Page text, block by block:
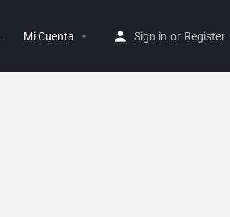
Mi Cuenta Sign in or Register